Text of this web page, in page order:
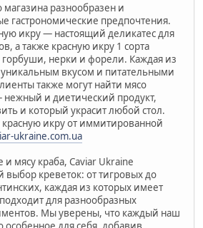
разнообразен и
гастрономические предпочтения.
икру — настоящий деликатес для
а также красную икру 1 сорта
нерки и форели. Каждая из
вкусом и питательными
также могут найти мясо
нежный и диетический продукт,
и который украсит любой стол.
красную икру от иммитированной
ukraine.com.ua
мясу краба, Caviar Ukraine
выбор креветок: от тигровых до
каждая из которых имеет
для разнообразных
Мы уверены, что каждый наш